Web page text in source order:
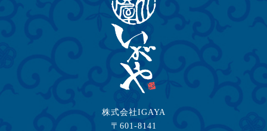
株式会社IGAYA
〒601-8141